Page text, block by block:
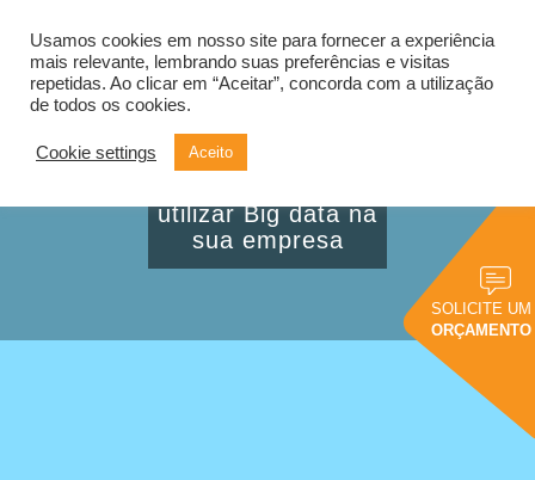
SOLICITE UM
ORÇAMENTO
Alternar
Conheça 3
utilizar Big data na
sua empresa
Usamos cookies em nosso site para fornecer a experiência
mais relevante, lembrando suas preferências e visitas
repetidas. Ao clicar em “Aceitar”, concorda com a utilização
de todos os cookies.
Cookie settings Aceito